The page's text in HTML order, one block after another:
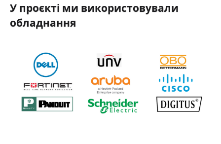
У проєкті ми використовували
обладнання